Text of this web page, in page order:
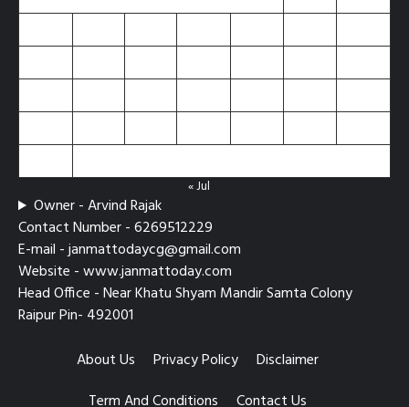
« Jul
Owner - Arvind Rajak
Contact Number - 6269512229
E-mail - janmattodaycg@gmail.com
Website - www.janmattoday.com
Head Office - Near Khatu Shyam Mandir Samta Colony
Raipur Pin- 492001
About Us
Privacy Policy
Disclaimer
Term And Conditions
Contact Us